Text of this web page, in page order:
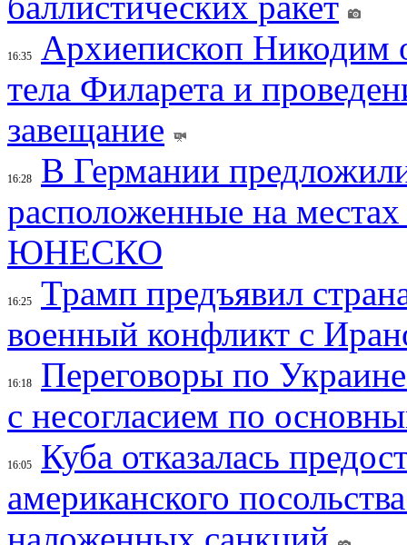
16:35
Архиепископ
тела Филарета и
завещание
16:28
В Германии
расположенные на
ЮНЕСКО
16:25
Трамп предъявил
военный конфликт с
16:18
Переговоры по
с несогласием по
16:05
Куба отказалась
американского